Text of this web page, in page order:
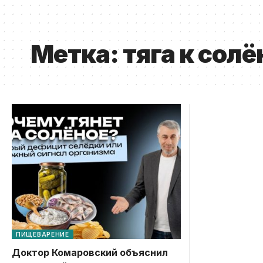
Метка:тяга к
ПИЩЕВАРЕНИЕ
Доктор Комаровский объяснил